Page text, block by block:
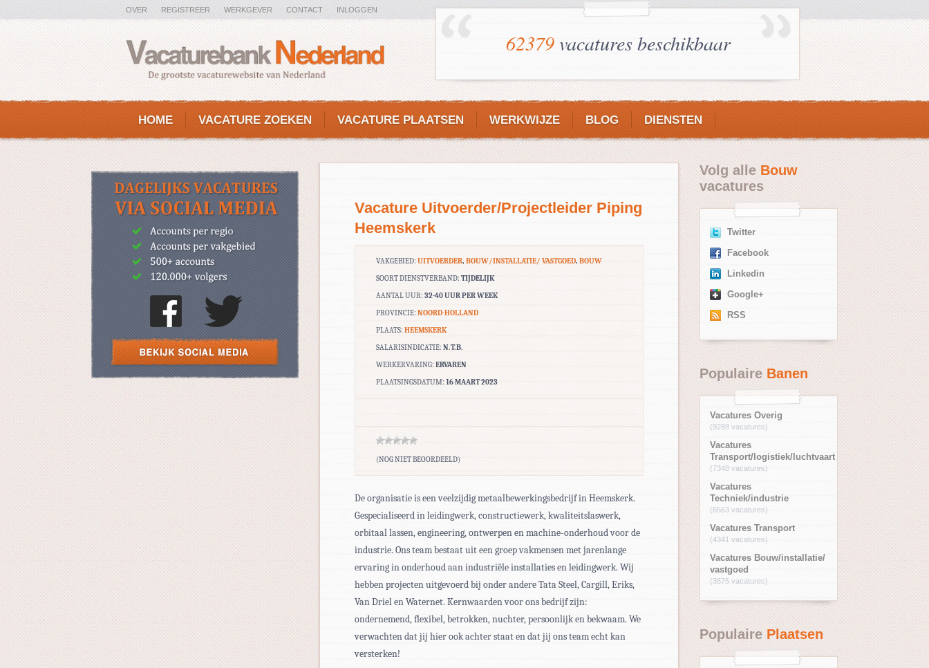
OVER REGISTREER WERKGEVER CONTACT INLOGGEN
62379vacatures beschikbaar
HOME VACATURE ZOEKEN VACATURE PLAATSEN WERKWIJZE BLOG DIENSTEN
Vacature Uitvoerder/Projectleider Piping
Heemskerk
VAKGEBIED: UITVOERDER, BOUW/INSTALLATIE/ VASTGOED, BOUW
SOORT DIENSTVERBAND: TIJDELIJK
AANTAL UUR: 32-40 UUR PER WEEK
PROVINCIE: NOORD-HOLLAND
PLAATS: HEEMSKERK
SALARISINDICATIE: N.T.B.
WERKERVARING: ERVAREN
PLAATSINGSDATUM: 16 MAART 2023
(NOG NIET BEOORDEELD)
De organisatie is een veelzijdig metaalbewerkingsbedrijf in Heemskerk.
Gespecialiseerd in leidingwerk, constructiewerk, kwaliteitslaswerk,
orbitaal lassen, engineering, ontwerpen en machine-onderhoud voor de
industrie. Ons team bestaat uit een groep vakmensen met jarenlange
ervaring in onderhoud aan industriële installaties en leidingwerk. Wij
hebben projecten uitgevoerd bij onder andere Tata Steel, Cargill, Eriks,
Van Driel en Waternet. Kernwaarden voor ons bedrijf zijn:
ondernemend, flexibel, betrokken, nuchter, persoonlijk en bekwaam. We
verwachten dat jij hier ook achter staat en dat jij ons team echt kan
versterken!
Volg alleBouw
vacatures
Twitter
Facebook
Linkedin
Google+
RSS
PopulaireBanen
Vacatures Overig
(9288 vacatures)
Vacatures
Transport/logistiek/luchtvaart
(7348 vacatures)
Vacatures
Techniek/industrie
(6563 vacatures)
Vacatures Transport
(4341 vacatures)
Vacatures Bouw/installatie/
vastgoed
(3875 vacatures)
Populaire Plaatsen